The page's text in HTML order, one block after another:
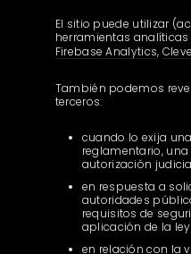
El sitio puede utilizar
herramientas
Firebase Analytics,
También podemos
terceros:
cuando lo exija
reglamentario,
autorización
en respuesta a
autoridades
requisitos de
aplicación de la
en relación con la